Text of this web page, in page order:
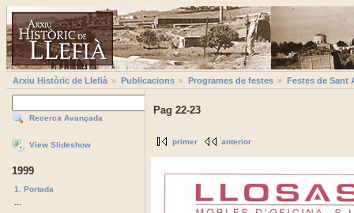
Arxiu Històric de Llefià Publicacions Programes de festes Festes de Sant
Recerca Avançada
View Slideshow
1999
1. Portada
Pag 22-23
primer anterior